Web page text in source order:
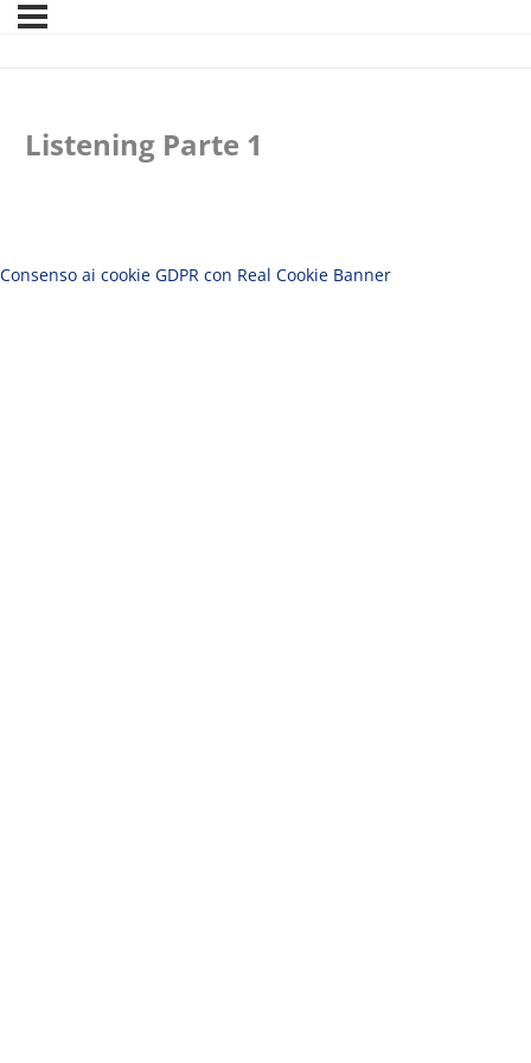
Listening Parte 1
Consenso ai cookie GDPR con Real Cookie Banner